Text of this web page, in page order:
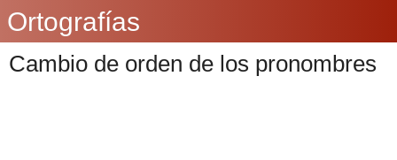
Ortografías
Cambio de orden de los pronombres